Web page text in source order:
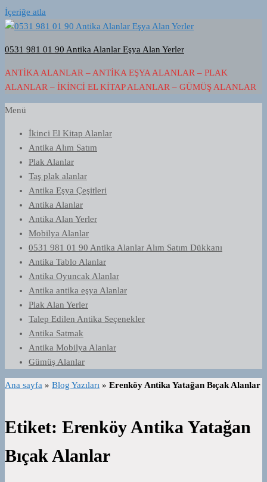
İçeriğe atla
0531 981 01 90 Antika Alanlar Eşya Alan Yerler
ANTIKA ALANLAR – ANTIKA EŞYA ALANLAR – PLAK
ALANLAR – İKINCI EL KITAP ALANLAR – GÜMÜŞ ALANLAR
Menü
İkinci El Kitap Alanlar
Antika Alım Satım
Plak Alanlar
Taş plak alanlar
Antika Eşya Çeşitleri
Antika Alanlar
Antika Alan Yerler
Mobilya Alanlar
0531 981 01 90 Antika Alanlar Alım Satım Dükkanı
Antika Tablo Alanlar
Antika Oyuncak Alanlar
Antika antika eşya Alanlar
Plak Alan Yerler
Talep Edilen Antika Seçenekler
Antika Satmak
Antika Mobilya Alanlar
Gümüş Alanlar
Ana sayfa » Blog Yazıları » Erenköy Antika Yatağan Bıçak Alanlar
Etiket: Erenköy Antika Yatağan
Bıçak Alanlar